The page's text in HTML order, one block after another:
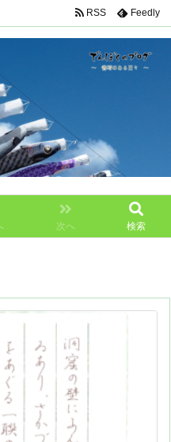
次へ 検索
RSS Feedly